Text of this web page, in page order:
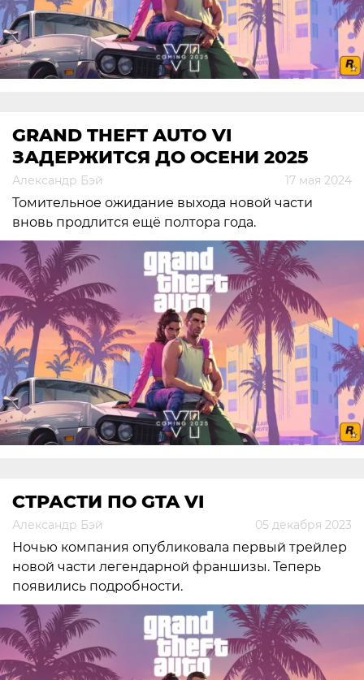
GRAND THEFT AUTO VI
ЗАДЕРЖИТСЯ ДО ОСЕНИ 2025
Александр Бэй 17 мая 2024
Томительное ожидание выхода новой части
вновь продлится ещё полтора года.
СТРАСТИ ПО GTA VI
Александр Бэй 05 декабря 2023
Ночью компания опубликовала первый трейлер
новой части легендарной франшизы. Теперь
появились подробности.